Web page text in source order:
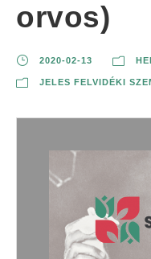
orvos)
2020-02-13
JELES FELVIDÉKI